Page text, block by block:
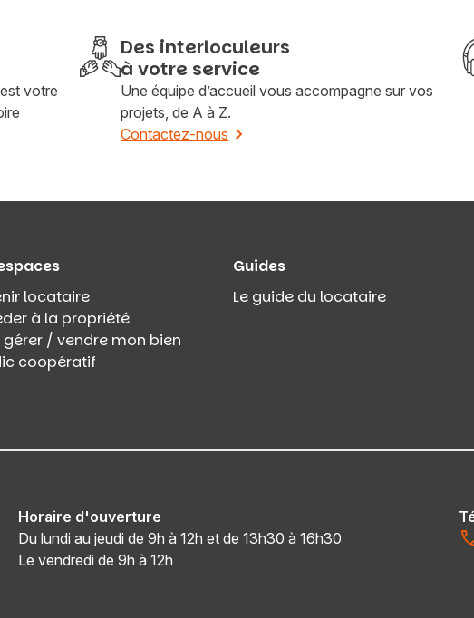
votre
Des interloculeurs
à votre service
Une équipe d’accueil vous accompagne sur vos
projets, de A à Z.
Contactez-nous
locataire
à la propriété
gérer / vendre mon bien
coopératif
Guides
Le guide du locataire
Horaire d'ouverture
Du lundi au jeudi de 9h à 12h et de 13h30 à 16h30
Le vendredi de 9h à 12h